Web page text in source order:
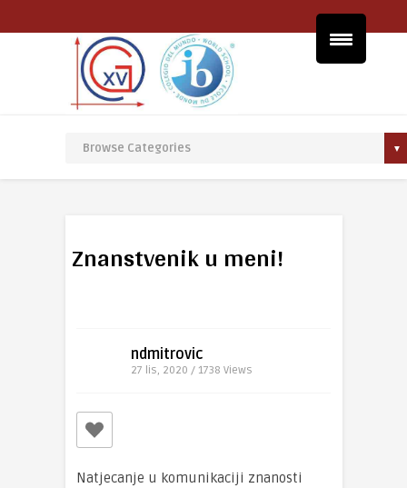
Znanstvenik u meni!
ndmitrovic
27 lis, 2020 / 1738 Views
Natjecanje u komunikaciji znanosti